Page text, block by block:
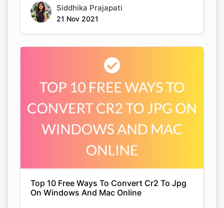
Siddhika Prajapati
21 Nov 2021
Top 10 Free Ways To Convert Cr2 To Jpg
On Windows And Mac Online